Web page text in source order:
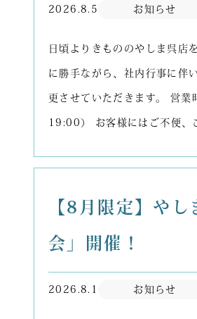
2026.8.5 お知らせ
日頃よりきもののやしま呉店
に勝手ながら、社内行事に
更させていただきます。 営
19:00） お客様にはご不便、
【8月限定】や
会」開催！
2026.8.1 お知らせ